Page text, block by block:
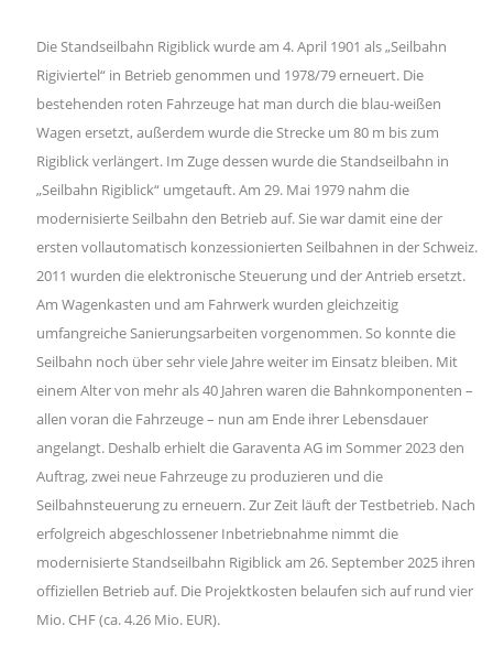
Die Standseilbahn Rigiblick wurde am 4. April 1901 als „Seilbahn
Rigiviertel“ in Betrieb genommen und 1978/79 erneuert. Die
bestehenden roten Fahrzeuge hat man durch die blau-weißen
Wagen ersetzt, außerdem wurde die Strecke um 80 m bis zum
Rigiblick verlängert. Im Zuge dessen wurde die Standseilbahn in
„Seilbahn Rigiblick“ umgetauft. Am 29. Mai 1979 nahm die
modernisierte Seilbahn den Betrieb auf. Sie war damit eine der
ersten vollautomatisch konzessionierten Seilbahnen in der Schweiz.
2011 wurden die elektronische Steuerung und der Antrieb ersetzt.
Am Wagenkasten und am Fahrwerk wurden gleichzeitig
umfangreiche Sanierungsarbeiten vorgenommen. So konnte die
Seilbahn noch über sehr viele Jahre weiter im Einsatz bleiben. Mit
einem Alter von mehr als 40 Jahren waren die Bahnkomponenten –
allen voran die Fahrzeuge – nun am Ende ihrer Lebensdauer
angelangt. Deshalb erhielt die Garaventa AG im Sommer 2023 den
Auftrag, zwei neue Fahrzeuge zu produzieren und die
Seilbahnsteuerung zu erneuern. Zur Zeit läuft der Testbetrieb. Nach
erfolgreich abgeschlossener Inbetriebnahme nimmt die
modernisierte Standseilbahn Rigiblick am 26. September 2025 ihren
offiziellen Betrieb auf. Die Projektkosten belaufen sich auf rund vier
Mio. CHF (ca. 4.26 Mio. EUR).